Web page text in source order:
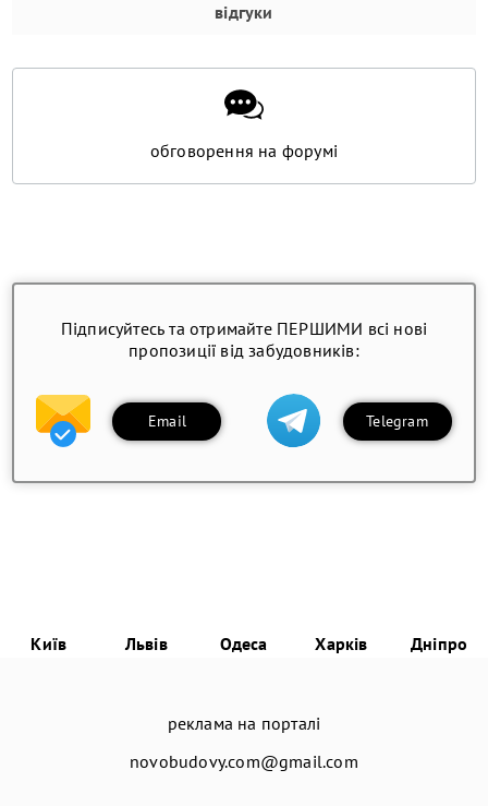
відгуки
обговорення на форумі
Підписуйтесь та отримайте ПЕРШИМИ всі нові
пропозиції від забудовників:
Email Telegram
Київ Львів Одеса Харків Дніпро
реклама на порталі
novobudovy.com@gmail.com